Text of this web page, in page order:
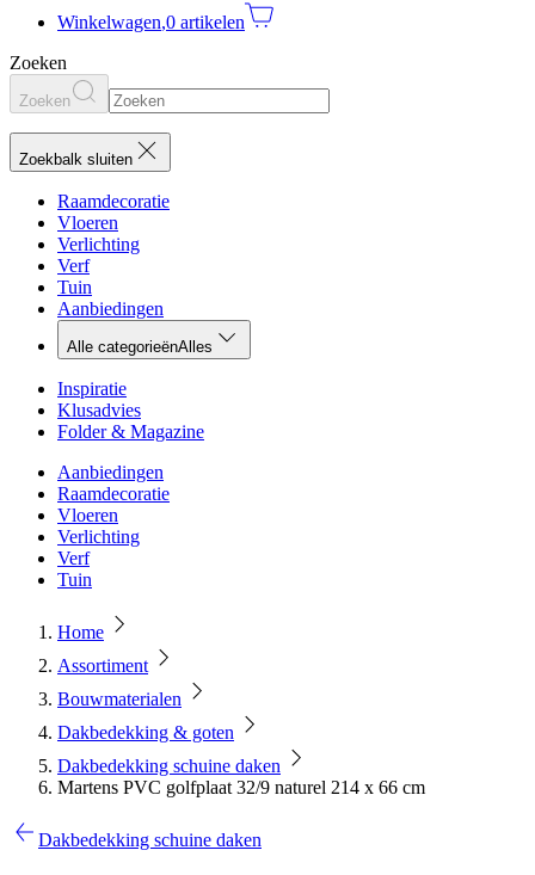
Winkelwagen,0 artikelen
Zoeken
Zoeken
Zoekbalk sluiten
Raamdecoratie
Vloeren
Verlichting
Verf
Tuin
Aanbiedingen
Alle categorieënAlles
Inspiratie
Klusadvies
Folder & Magazine
Aanbiedingen
Raamdecoratie
Vloeren
Verlichting
Verf
Tuin
Home
Assortiment
Bouwmaterialen
Dakbedekking & goten
Dakbedekking schuine daken
Martens PVC golfplaat 32/9 naturel 214 x 66 cm
Dakbedekking schuine daken